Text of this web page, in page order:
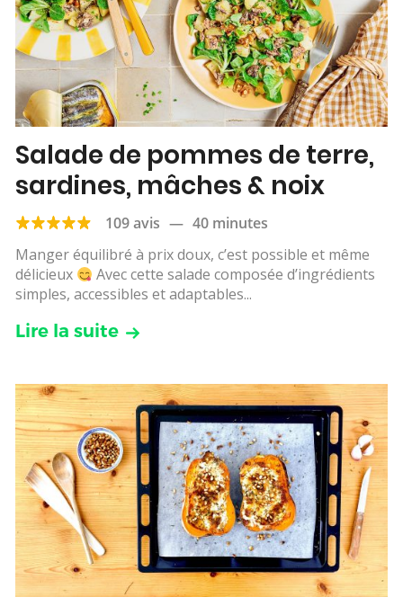
Salade de pommes de terre,
sardines, mâches & noix
109 avis — 40 minutes
Manger équilibré à prix doux, c’est possible et même
délicieux
Avec cette salade composée d’ingrédients
simples, accessibles et adaptables...
Lire la suite